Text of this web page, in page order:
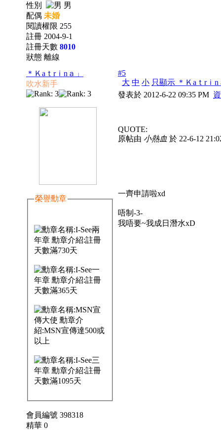
性別
男
配偶 未婚
閱讀權限 255
註冊 2004-9-1
註冊天數 8010
狀態 離線
＊Ｋaｔrｉnａ」
吹水新手
榮譽勳章
會員編號 398318
精華 0
#5
大 中 小 只顯示 ＊Ｋaｔrｉ
發表於 2012-6-22 09:35 PM
QUOTE:
原帖由 小熱血 於 22-6-12
一齊申請啦xd
唔制-3-
我唔要~我成日潛水xD